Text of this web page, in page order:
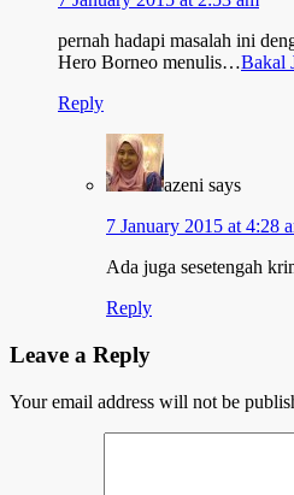
pernah hadapi masalah ini
Hero Borneo menulis…Bakal
Reply
azeni says
7 January 2015 at 4:28
Ada juga sesetengah
Reply
Leave a Reply
Your email address will not be